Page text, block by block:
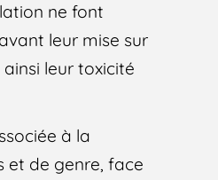
ne font
leur mise sur
leur toxicité
à la
et de genre, face